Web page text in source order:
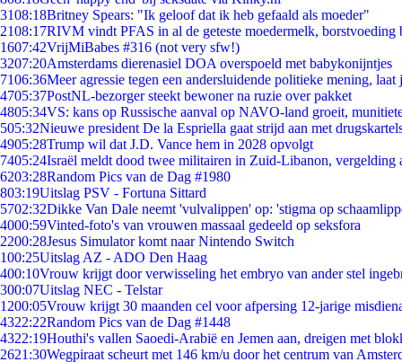
3108:18Britney Spears: "Ik geloof dat ik heb gefaald als moeder"
2108:17RIVM vindt PFAS in al de geteste moedermelk, borstvoeding
1607:42VrijMiBabes #316 (not very sfw!)
3207:20Amsterdams dierenasiel DOA overspoeld met babykonijntjes
7106:36Meer agressie tegen een andersluidende politieke mening,
4705:37PostNL-bezorger steekt bewoner na ruzie over pakket
4805:34VS: kans op Russische aanval op NAVO-land groeit,
505:32Nieuwe president De la Espriella gaat strijd aan met
4905:28Trump wil dat J.D. Vance hem in 2028 opvolgt
7405:24Israël meldt dood twee militairen in Zuid-Libanon, vergelding
6203:28Random Pics van de Dag #1980
803:19Uitslag PSV - Fortuna Sittard
5702:32Dikke Van Dale neemt 'vulvalippen' op: 'stigma op
4000:59Vinted-foto's van vrouwen massaal gedeeld op seksfora
2200:28Jesus Simulator komt naar Nintendo Switch
100:25Uitslag AZ - ADO Den Haag
400:10Vrouw krijgt door verwisseling het embryo van ander stel
300:07Uitslag NEC - Telstar
1200:05Vrouw krijgt 30 maanden cel voor afpersing 12-jarige
4322:22Random Pics van de Dag #1448
4322:19Houthi's vallen Saoedi-Arabië en Jemen aan, dreigen met
2621:30Wegpiraat scheurt met 146 km/u door het centrum van